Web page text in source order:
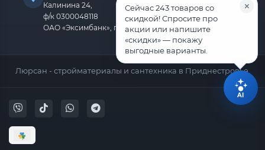
Калинина 24,
ф/к 0300048118
ОАО «Эксимбанк», г.Бендеры, р/с 2212670000000818
Люрсан - стройматериалы и сантехника в Приднестровье.
Сейчас 243 товаров со
скидкой! Спросите про
акции или напишите
«скидки» — покажу
выгодные варианты.
AI